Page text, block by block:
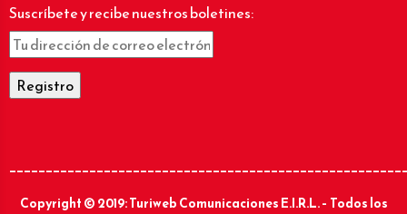
Suscríbete y recibe nuestros boletines:
Copyright © 2019: Turiweb Comunicaciones E.I.R.L. – Todos los